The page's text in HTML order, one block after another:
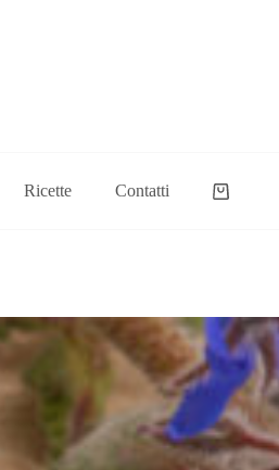
Ricette Contatti Carrello